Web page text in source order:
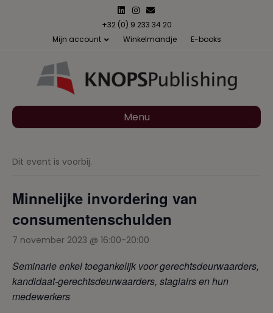
n
n
s
a
m
m
a
l
+32 (0) 9 233 34 20
Mijn account
Winkelmandje E-books
Menu
Dit event is voorbij.
Minnelijke invordering van
consumentenschulden
7 november 2023 @ 16:00-20:00
Seminarie enkel toegankelijk voor gerechtsdeurwaarders,
kandidaat-gerechtsdeurwaarders, stagiairs en hun
medewerkers